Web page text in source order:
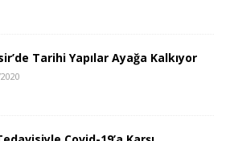
Tarihi Yapılar Ayağa Kalkıyor